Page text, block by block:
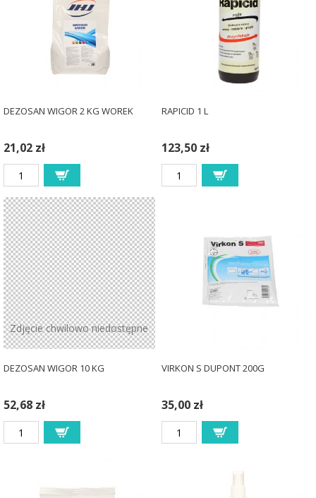
DEZOSAN WIGOR 2 KG WOREK
21,02 zł
RAPICID 1 L
123,50 zł
Zdjęcie chwilowo niedostępne
DEZOSAN WIGOR 10 KG
52,68 zł
VIRKON S DUPONT 200G
35,00 zł